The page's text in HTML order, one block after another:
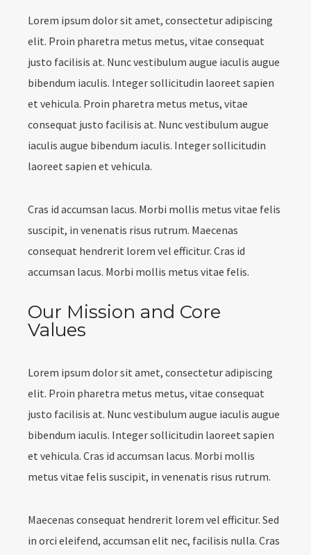
Lorem ipsum dolor sit amet, consectetur adipiscing
elit. Proin pharetra metus metus, vitae consequat
justo facilisis at. Nunc vestibulum augue iaculis augue
bibendum iaculis. Integer sollicitudin laoreet sapien
et vehicula. Proin pharetra metus metus, vitae
consequat justo facilisis at. Nunc vestibulum augue
iaculis augue bibendum iaculis. Integer sollicitudin
laoreet sapien et vehicula.
Cras id accumsan lacus. Morbi mollis metus vitae felis
suscipit, in venenatis risus rutrum. Maecenas
consequat hendrerit lorem vel efficitur. Cras id
accumsan lacus. Morbi mollis metus vitae felis.
Our Mission and Core
Values
Lorem ipsum dolor sit amet, consectetur adipiscing
elit. Proin pharetra metus metus, vitae consequat
justo facilisis at. Nunc vestibulum augue iaculis augue
bibendum iaculis. Integer sollicitudin laoreet sapien
et vehicula. Cras id accumsan lacus. Morbi mollis
metus vitae felis suscipit, in venenatis risus rutrum.
Maecenas consequat hendrerit lorem vel efficitur. Sed
in orci eleifend, accumsan elit nec, facilisis nulla. Cras